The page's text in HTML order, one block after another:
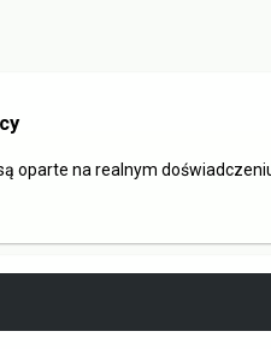
oparte na realnym